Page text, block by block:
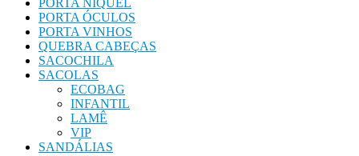
PORTA ÓCULOS
PORTA VINHOS
QUEBRA CABEÇAS
SACOCHILA
SACOLAS
ECOBAG
INFANTIL
LAMÊ
VIP
SANDÁLIAS